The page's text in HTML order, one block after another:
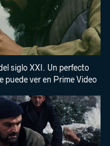
siglo XXI. Un perfecto
ver en Prime Video